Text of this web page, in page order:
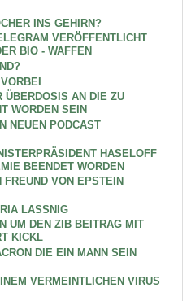
INS GEHIRN?
VERÖFFENTLICHT
BIO - WAFFEN
ÜBERDOSIS AN DIE ZU
WORDEN SEIN
NEUEN PODCAST
HASELOFF
BEENDET WORDEN
VON EPSTEIN
LASSNIG
UM DEN ZIB BEITRAG MIT
KICKL
DIE EIN MANN SEIN
VERMEINTLICHEN VIRUS